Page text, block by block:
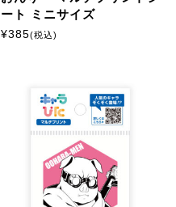
ート ミニサイズ
¥385(税込)